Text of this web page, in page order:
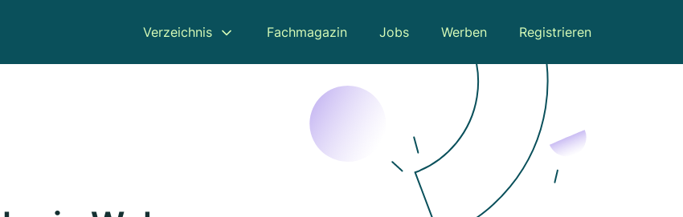
Verzeichnis Fachmagazin Jobs Werben Registrieren